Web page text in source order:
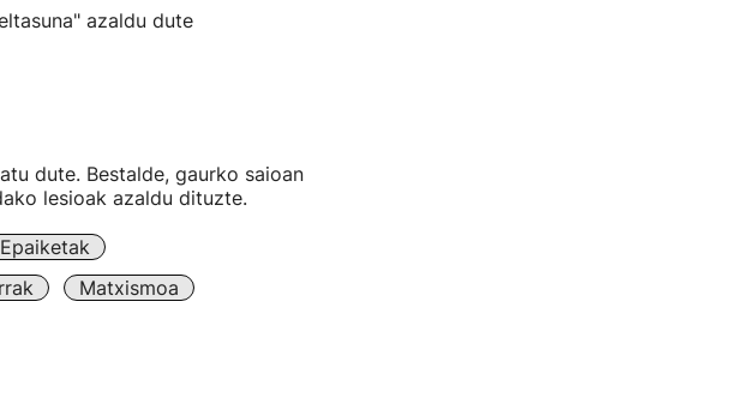
azaldu dute
dute. Bestalde, gaurko saioan
lesioak azaldu dituzte.
Epaiketak
Matxismoa